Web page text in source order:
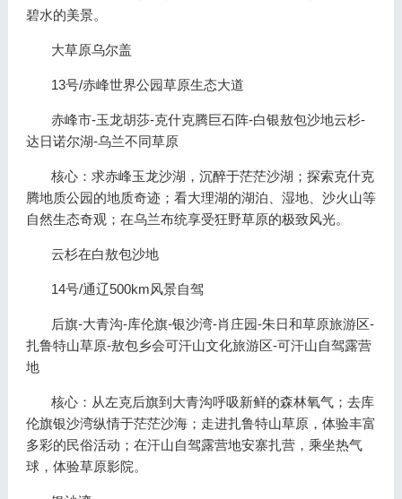
碧水的美景。
大草原乌尔盖
13号/赤峰世界公园草原生态大道
赤峰市-玉龙胡莎-克什克腾巨石阵-白银敖包沙地云杉-
达日诺尔湖-乌兰不同草原
核心：求赤峰玉龙沙湖，沉醉于茫茫沙湖；探索克什克
腾地质公园的地质奇迹；看大理湖的湖泊、湿地、沙火山等
自然生态奇观；在乌兰布统享受狂野草原的极致风光。
云杉在白敖包沙地
14号/通辽500km风景自驾
后旗-大青沟-库伦旗-银沙湾-肖庄园-朱日和草原旅游区-
扎鲁特山草原-敖包乡会可汗山文化旅游区-可汗山自驾露营
地
核心：从左克后旗到大青沟呼吸新鲜的森林氧气；去库
伦旗银沙湾纵情于茫茫沙海；走进扎鲁特山草原，体验丰富
多彩的民俗活动；在汗山自驾露营地安寨扎营，乘坐热气
球，体验草原影院。